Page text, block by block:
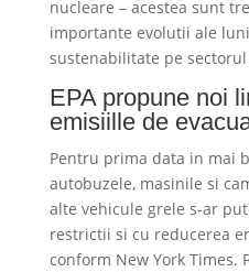
nucleare – acestea sunt
importante evolutii ale
sustenabilitate pe
EPA propune noi
emisiille de
Pentru prima data in mai
autobuzele, masinile si
alte vehicule grele s-ar
restrictii si cu reducerea
conform New York Times.